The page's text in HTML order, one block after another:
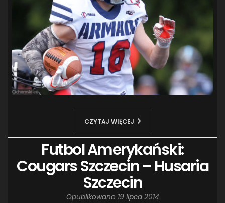
CZYTAJ WIĘCEJ
Futbol Amerykański:
Cougars Szczecin – Husaria
Szczecin
Opublikowano 19 lipca 2014